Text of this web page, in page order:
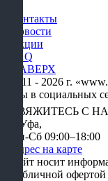
Контакты
Новости
Акции
FAQ
НАВЕРХ
2011 - 2026 г.
Мы в социальных
СВЯЖИТЕСЬ С
г. Уфа,
Пн-Сб 09:00–18:00
Адрес на карте
Сайт носит
публичной офертой